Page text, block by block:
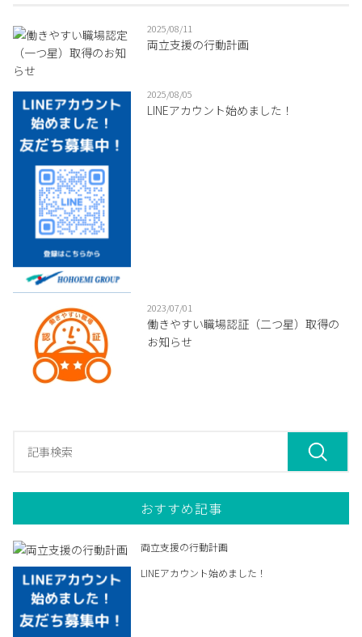
2025/08/11
両立支援の行動計画
2025/08/05
LINEアカウント始めました！
2023/07/01
働きやすい職場認証（二つ星）取得の
お知らせ
おすすめ記事
両立支援の行動計画
LINEアカウント始めました！